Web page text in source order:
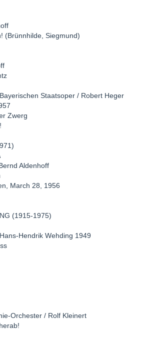
(Brünnhilde, Siegmund)
Staatsoper / Robert Heger
Zwerg
Aldenhoff
March 28, 1956
(1915-1975)
Hendrik Wehding 1949
Orchester / Rolf Kleinert